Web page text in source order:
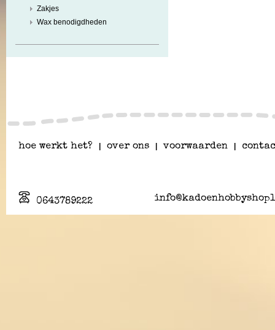
Zakjes
Wax benodigdheden
hoe werkt het? over ons voorwaarden
0643789222